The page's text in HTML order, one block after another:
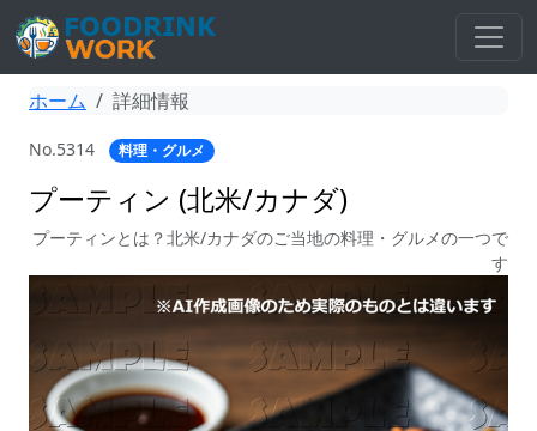
ホーム 詳細情報
No.5314 料理・グルメ
プーティン (北米/カナダ)
プーティンとは？北米/カナダのご当地の料理・グルメの一つで
す